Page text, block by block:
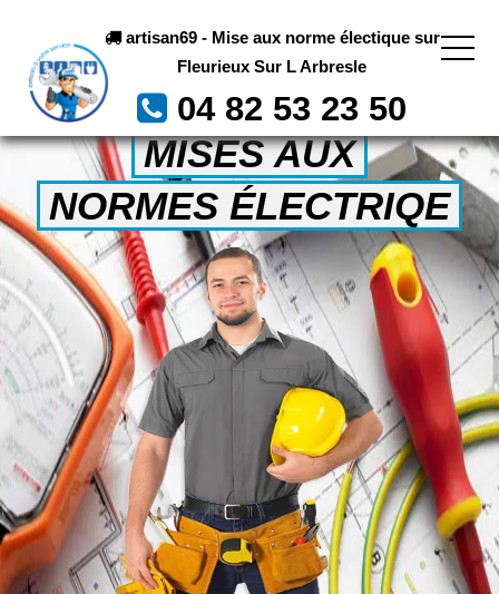
artisan69 - Mise aux norme électique sur
Fleurieux Sur L Arbresle
04 82 53 23 50
MISES AUX
NORMES ÉLECTRIQE